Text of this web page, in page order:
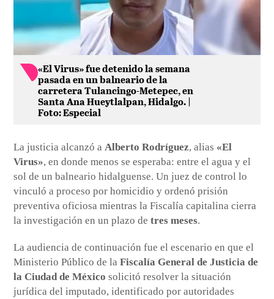
«El Virus» fue detenido la semana
pasada en un balneario de la
carretera Tulancingo-Metepec, en
Santa Ana Hueytlalpan, Hidalgo. |
Foto: Especial
La justicia alcanzó a Alberto Rodríguez, alias «El
Virus», en donde menos se esperaba: entre el agua y el
sol de un balneario hidalguense. Un juez de control lo
vinculó a proceso por homicidio y ordenó prisión
preventiva oficiosa mientras la Fiscalía capitalina cierra
la investigación en un plazo detres meses.
La audiencia de continuación fue el escenario en que el
Ministerio Público de laFiscalía General de Justicia de
la Ciudad de México solicitó resolver la situación
jurídica del imputado, identificado por autoridades